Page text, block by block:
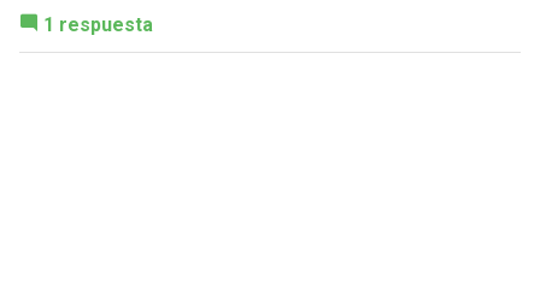
1 respuesta